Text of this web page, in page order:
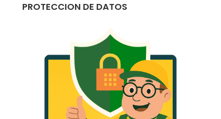
PROTECCION DE DATOS